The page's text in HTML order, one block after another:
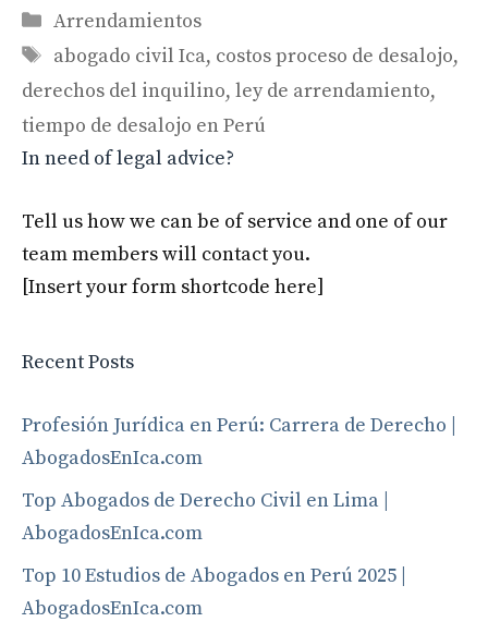
Categories
Arrendamientos
Tags
abogado civil Ica, costos proceso de desalojo,
derechos del inquilino, ley de arrendamiento,
tiempo de desalojo en Perú
In need of legal advice?
Tell us how we can be of service and one of our
team members will contact you.
[Insert your form shortcode here]
Recent Posts
Profesión Jurídica en Perú: Carrera de Derecho |
AbogadosEnIca.com
Top Abogados de Derecho Civil en Lima |
AbogadosEnIca.com
Top 10 Estudios de Abogados en Perú 2025 |
AbogadosEnIca.com